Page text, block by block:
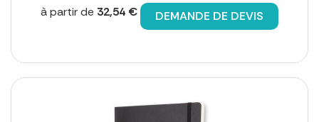
à partir de 32,54 € DEMANDE DE DEVIS